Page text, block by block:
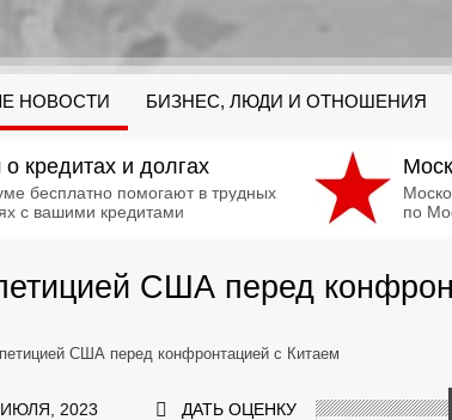
НОВОСТИ БИЗНЕС, ЛЮДИ И ОТНОШЕНИЯ
кредитах и долгах
бесплатно помогают в трудных
с вашими кредитами
по
США перед
США перед конфронтацией с Китаем
2023 ДАТЬ ОЦЕНКУ